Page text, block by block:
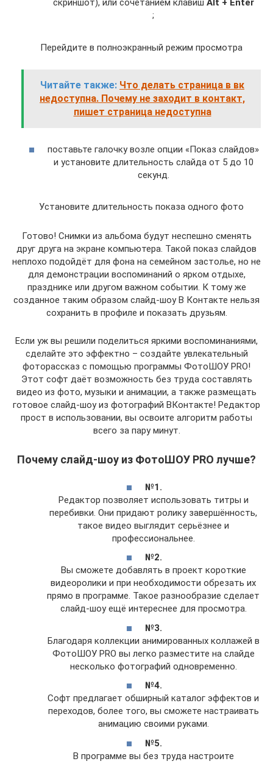
скриншот), или сочетанием клавиш Alt + Enter
;
Перейдите в полноэкранный режим просмотра
Читайте также: Что делать страница в вк
недоступна. Почему не заходит в контакт,
пишет страница недоступна
поставьте галочку возле опции «Показ слайдов»
и установите длительность слайда от 5 до 10
секунд.
Установите длительность показа одного фото
Готово! Снимки из альбома будут неспешно сменять
друг друга на экране компьютера. Такой показ слайдов
неплохо подойдёт для фона на семейном застолье, но не
для демонстрации воспоминаний о ярком отдыхе,
празднике или другом важном событии. К тому же
созданное таким образом слайд-шоу В Контакте нельзя
сохранить в профиле и показать друзьям.
Если уж вы решили поделиться яркими воспоминаниями,
сделайте это эффектно – создайте увлекательный
фоторассказ с помощью программы ФотоШОУ PRO!
Этот софт даёт возможность без труда составлять
видео из фото, музыки и анимации, а также размещать
готовое слайд-шоу из фотографий ВКонтакте! Редактор
прост в использовании, вы освоите алгоритм работы
всего за пару минут.
Почему слайд-шоу из ФотоШОУ PRO лучше?
№1.
Редактор позволяет использовать титры и
перебивки. Они придают ролику завершённость,
такое видео выглядит серьёзнее и
профессиональнее.
№2.
Вы сможете добавлять в проект короткие
видеоролики и при необходимости обрезать их
прямо в программе. Такое разнообразие сделает
слайд-шоу ещё интереснее для просмотра.
№3.
Благодаря коллекции анимированных коллажей в
ФотоШОУ PRO вы легко разместите на слайде
несколько фотографий одновременно.
№4.
Софт предлагает обширный каталог эффектов и
переходов, более того, вы сможете настраивать
анимацию своими руками.
№5.
В программе вы без труда настроите